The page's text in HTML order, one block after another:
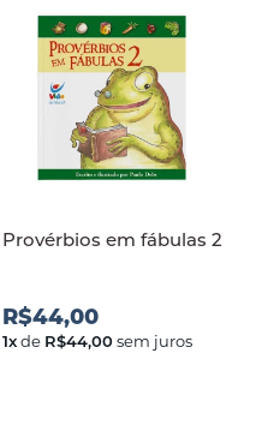
Provérbios em fábulas 2
R$44,00
1xde R$44,00sem juros